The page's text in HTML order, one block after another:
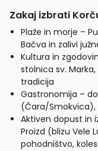
Zakaj izbrati
Plaže in morje –
Bačva in zalivi
Kultura in
stolnica sv.
tradicija
Gastronomija –
(Čara/Smokvica),
Aktiven dopust in
Proizd (blizu Vele
pohodništvo,